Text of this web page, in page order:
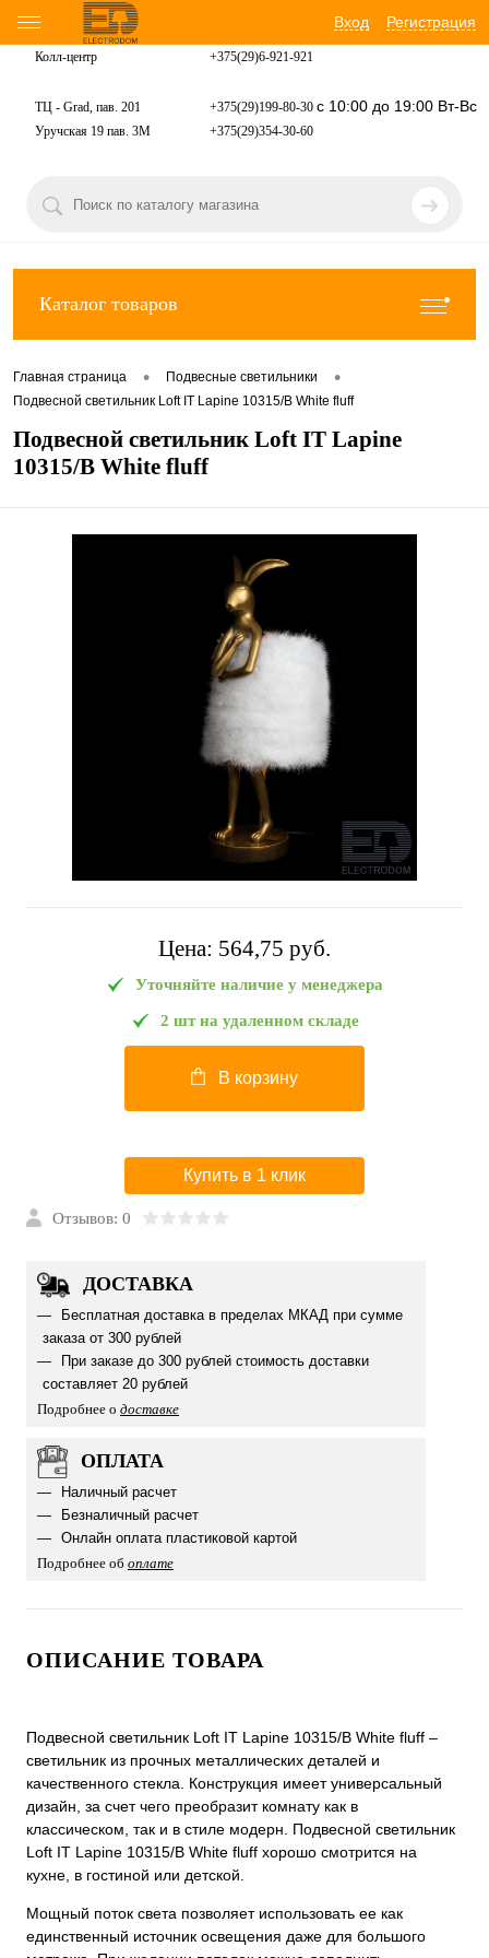
Вход Регистрация
Колл-центр +375(29)6-921-921
ТЦ - Grad, пав. 201 +375(29)199-80-30 с 10:00 до 19:00 Вт-Вс
Уручская 19 пав. 3М +375(29)354-30-60
Каталог товаров
Главная страница • Подвесные светильники •
Подвесной светильник Loft IT Lapine 10315/B White fluff
Подвесной светильник Loft IT Lapine
10315/B White fluff
Цена: 564,75 pуб.
Уточняйте наличие у менеджера
2 шт на удаленном складе
В корзину
Купить в 1 клик
Отзывов: 0
ДОСТАВКА
Бесплатная доставка в пределах МКАД при сумме
заказа от 300 рублей
При заказе до 300 рублей стоимость доставки
составляет 20 рублей
Подробнее о доставке
ОПЛАТА
Наличный расчет
Безналичный расчет
Онлайн оплата пластиковой картой
Подробнее об оплате
ОПИСАНИЕ ТОВАРА
Подвесной светильник Loft IT Lapine 10315/B White fluff –
светильник из прочных металлических деталей и
качественного стекла. Конструкция имеет универсальный
дизайн, за счет чего преобразит комнату как в
классическом, так и в стиле модерн. Подвесной светильник
Loft IT Lapine 10315/B White fluff хорошо смотрится на
кухне, в гостиной или детской.
Мощный поток света позволяет использовать ее как
единственный источник освещения даже для большого